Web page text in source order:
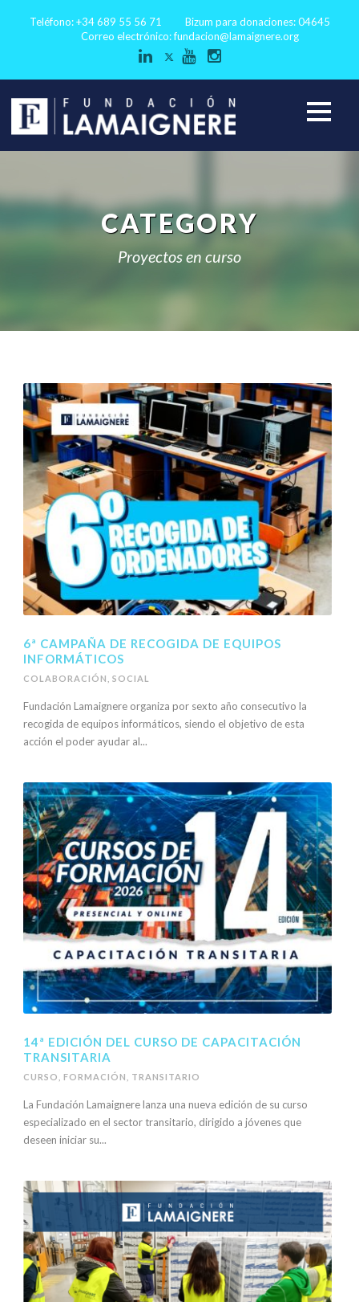
Teléfono: +34 689 55 56 71
Bizum para donaciones: 04645
Correo electrónico:fundacion@lamaignere.org
CATEGORY
Proyectos en curso
6ª CAMPAÑA DE RECOGIDA DE EQUIPOS
INFORMÁTICOS
COLABORACIÓN SOCIAL
Fundación Lamaignere organiza por sexto año consecutivo la
recogida de equipos informáticos, siendo el objetivo de esta
acción el poder ayudar al...
14ª EDICIÓN DEL CURSO DE CAPACITACIÓN
TRANSITARIA
CURSO FORMACIÓN TRANSITARIO
La Fundación Lamaignere lanza una nueva edición de su curso
especializado en el sector transitario, dirigido a jóvenes que
deseen iniciar su...